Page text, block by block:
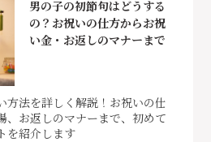
男の子の初節句はどうする
の？お祝いの仕方からお祝
い金・お返しのマナーまで
方法を詳しく解説！お祝いの仕
、お返しのマナーまで、初めて
を紹介します